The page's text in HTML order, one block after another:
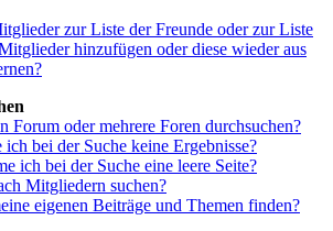
zur Liste der Freunde oder zur Liste
hinzufügen oder diese wieder aus
Forum oder mehrere Foren durchsuchen?
ich bei der Suche keine Ergebnisse?
ich bei der Suche eine leere Seite?
Mitgliedern suchen?
eigenen Beiträge und Themen finden?